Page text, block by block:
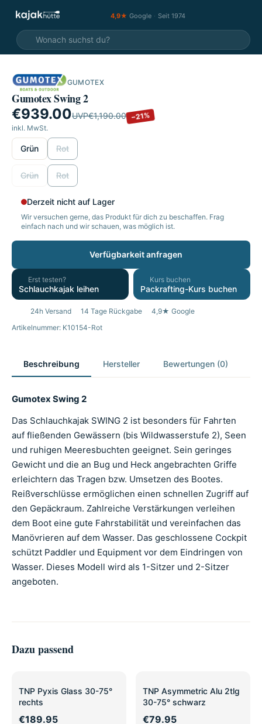
4,9★ Google · Seit 1974
SALE GUMOTEX
Gumotex Swing 2
€939.00UVP€1,190.00 −21%
inkl. MwSt.
wählen
Grün Rot
wählen
Grün Rot
Derzeit nicht auf Lager
Wir versuchen gerne, das Produkt für dich zu beschaffen. Frag
einfach nach und wir schauen, was möglich ist.
Verfügbarkeit anfragen
Erst testen?
Schlauchkajak leihen
Kurs buchen
Packrafting-Kurs buchen
24h Versand 14 Tage Rückgabe
4,9★ Google
Artikelnummer: K10154-Rot
Beschreibung Hersteller Bewertungen (0)
Gumotex Swing 2
Das Schlauchkajak SWING 2 ist besonders für Fahrten
auf fließenden Gewässern (bis Wildwasserstufe 2), Seen
und ruhigen Meeresbuchten geeignet. Sein geringes
Gewicht und die an Bug und Heck angebrachten Griffe
erleichtern das Tragen bzw. Umsetzen des Bootes.
Reißverschlüsse ermöglichen einen schnellen Zugriff auf
den Gepäckraum. Zahlreiche Verstärkungen verleihen
dem Boot eine gute Fahrstabilität und vereinfachen das
Manövrieren auf dem Wasser. Das geschlossene Cockpit
schützt Paddler und Equipment vor dem Eindringen von
Wasser. Dieses Modell wird als 1-Sitzer und 2-Sitzer
angeboten.
Dazu passend
TNP Pyxis Glass 30-75°
rechts
€189.95
TNP Asymmetric Alu 2tlg
30-75° schwarz
€79.95